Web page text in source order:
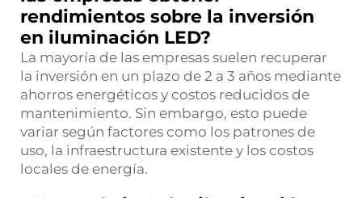
rendimientos sobre la inversión
en iluminación LED?
La mayoría de las empresas suelen recuperar
la inversión en un plazo de 2 a 3 años mediante
ahorros energéticos y costos reducidos de
mantenimiento. Sin embargo, esto puede
variar según factores como los patrones de
uso, la infraestructura existente y los costos
locales de energía.